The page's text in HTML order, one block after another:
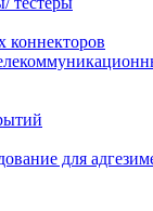
коннекторов
для